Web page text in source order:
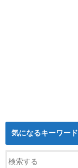
気になるキーワー